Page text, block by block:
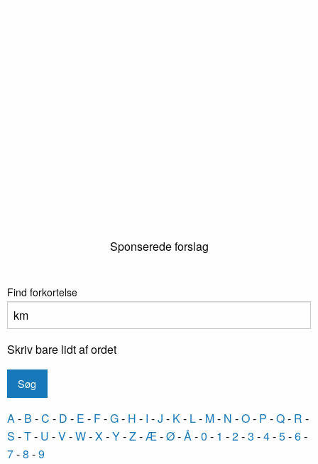
Sponserede forslag
Find forkortelse
Skriv bare lidt af ordet
A- B -C - D - E - F-G- H - I -J - K- L- M- N -O- P -Q- R -
S -T- U -V-W-X-Y-Z-Æ-Ø-Å-0 - 1 -2-3 -4-5-6-
7-8 -9